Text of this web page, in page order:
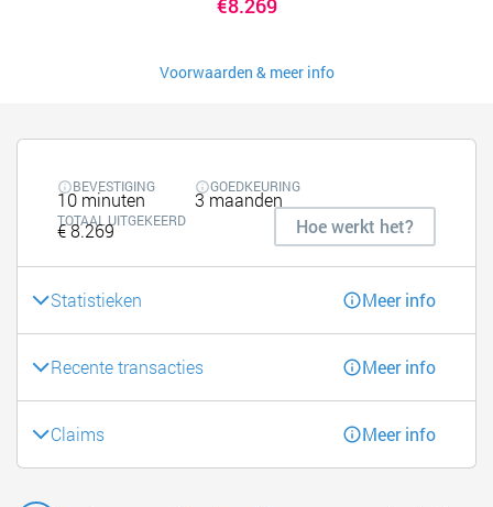
€8.269
Voorwaarden & meer info
BEVESTIGING
10 minuten
GOEDKEURING
3 maanden
TOTAAL UITGEKEERD
€ 8.269 Hoe werkt het?
Statistieken Meer info
Recente transacties Meer info
Claims Meer info